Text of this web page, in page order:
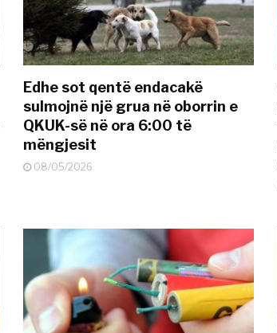
Edhe sot qentë endacakë
sulmojnë një grua në oborrin e
QKUK-së në ora 6:00 të
mëngjesit
08/05/2026